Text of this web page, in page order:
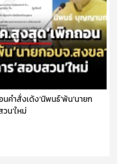
คำสั่งเด้ง‘นิพนธ์’พ้น‘นายก
น’ใหม่